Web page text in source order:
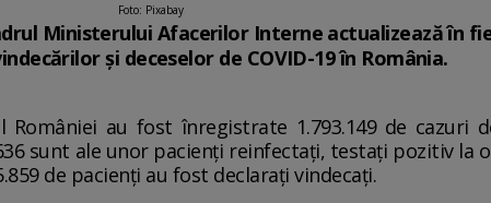
Foto: Pixabay
Ministerului Afacerilor Interne actualizează în
și deceselor de COVID-19 în România.
au fost înregistrate 1.793.149 de cazuri
sunt ale unor pacienți reinfectați, testați pozitiv la
de pacienți au fost declarați vindecați.